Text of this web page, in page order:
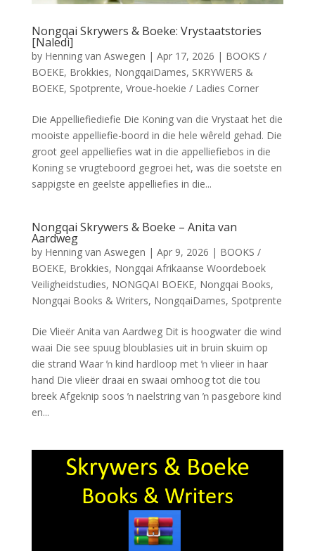
Nongqai Skrywers & Boeke: Vrystaatstories
[Naledi]
by Henning van Aswegen | Apr 17, 2026 | BOOKS /
BOEKE, Brokkies, NongqaiDames, SKRYWERS &
BOEKE, Spotprente, Vroue-hoekie / Ladies Corner
Die Appelliefiediefie Die Koning van die Vrystaat het die
mooiste appelliefie-boord in die hele wêreld gehad. Die
groot geel appelliefies wat in die appelliefiebos in die
Koning se vrugteboord gegroei het, was die soetste en
sappigste en geelste appelliefies in die...
Nongqai Skrywers & Boeke – Anita van
Aardweg
by Henning van Aswegen | Apr 9, 2026 | BOOKS /
BOEKE, Brokkies, Nongqai Afrikaanse Woordeboek
Veiligheidstudies, NONGQAI BOEKE, Nongqai Books,
Nongqai Books & Writers, NongqaiDames, Spotprente
Die Vlieër Anita van Aardweg Dit is hoogwater die wind
waai Die see spuug bloublasies uit in bruin skuim op
die strand Waar ŉ kind hardloop met ŉ vlieër in haar
hand Die vlieër draai en swaai omhoog tot die tou
breek Afgeknip soos ŉ naelstring van ŉ pasgebore kind
en...